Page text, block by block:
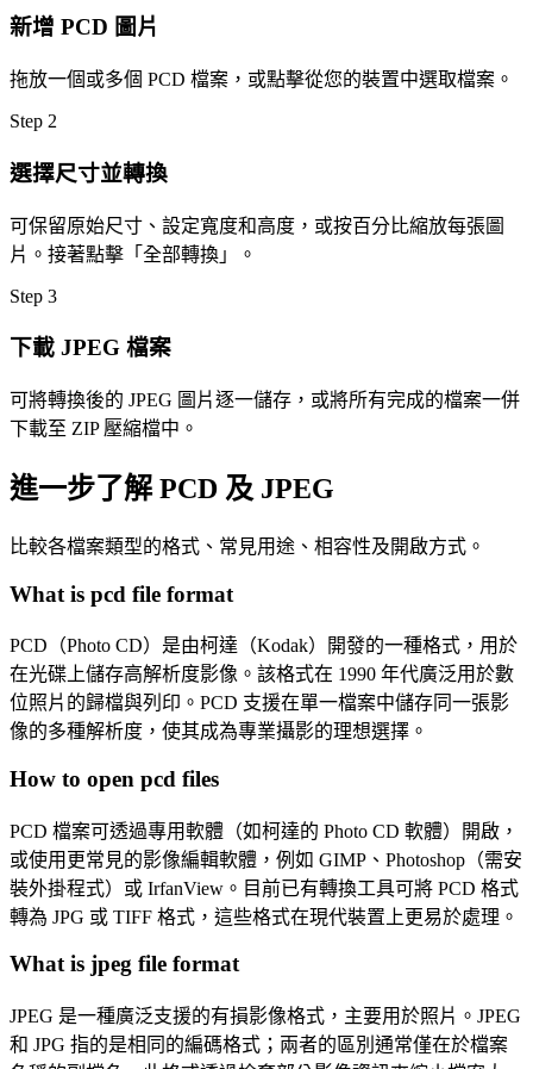
新增 PCD 圖片
拖放一個或多個 PCD 檔案，或點擊從您的裝置中選取檔案。
Step 2
選擇尺寸並轉換
可保留原始尺寸、設定寬度和高度，或按百分比縮放每張圖
片。接著點擊「全部轉換」。
Step 3
下載 JPEG 檔案
可將轉換後的 JPEG 圖片逐一儲存，或將所有完成的檔案一併
下載至 ZIP 壓縮檔中。
進一步了解 PCD 及 JPEG
比較各檔案類型的格式、常見用途、相容性及開啟方式。
What is pcd file format
PCD（Photo CD）是由柯達（Kodak）開發的一種格式，用於
在光碟上儲存高解析度影像。該格式在 1990 年代廣泛用於數
位照片的歸檔與列印。PCD 支援在單一檔案中儲存同一張影
像的多種解析度，使其成為專業攝影的理想選擇。
How to open pcd files
PCD 檔案可透過專用軟體（如柯達的 Photo CD 軟體）開啟，
或使用更常見的影像編輯軟體，例如 GIMP、Photoshop（需安
裝外掛程式）或 IrfanView。目前已有轉換工具可將 PCD 格式
轉為 JPG 或 TIFF 格式，這些格式在現代裝置上更易於處理。
What is jpeg file format
JPEG 是一種廣泛支援的有損影像格式，主要用於照片。JPEG
和 JPG 指的是相同的編碼格式；兩者的區別通常僅在於檔案